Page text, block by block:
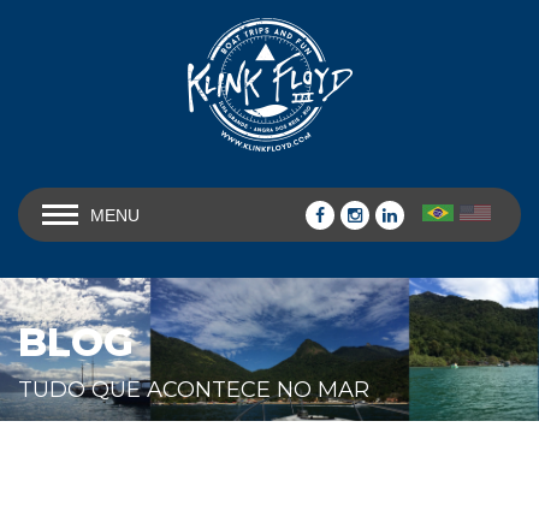
MENU
BLOG
TUDO QUE ACONTECE NO MAR